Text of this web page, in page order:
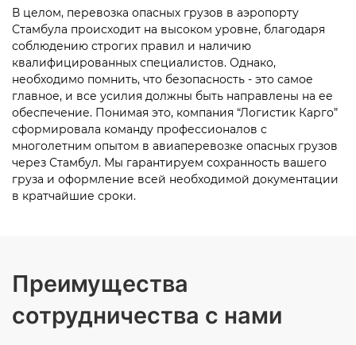
В целом, перевозка опасных грузов в аэропорту
Стамбула происходит на высоком уровне, благодаря
соблюдению строгих правил и наличию
квалифицированных специалистов. Однако,
необходимо помнить, что безопасность - это самое
главное, и все усилия должны быть направлены на ее
обеспечение. Понимая это, компания “Логистик Карго”
сформировала команду профессионалов с
многолетним опытом в авиаперевозке опасных грузов
через Стамбул. Мы гарантируем сохранность вашего
груза и оформление всей необходимой документации
в кратчайшие сроки.
Преимущества
сотрудничества с нами